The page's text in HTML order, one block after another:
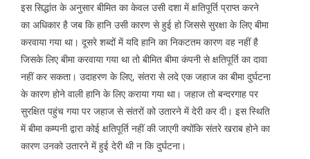
इस सिद्धांत के अनुसार बीमित का केवल उसी दशा में क्षतिपूर्ति प्राप्त करने
का अधिकार है जब कि हानि उसी कारण से हुई हो जिससे सुरक्षा के लिए बीमा
करवाया गया था। दूसरे शब्दों में यदि हानि का निकटतम कारण वह नहीं है
जिसके लिए बीमा करवाया गया था तो बीमित बीमा कंपनी से क्षतिपूर्ति का दावा
नहीं कर सकता। उदाहरण के लिए, संतरा से लदे एक जहाज का बीमा दुर्घटना
के कारण होने वाली हानि के लिए कराया गया था। जहाज तो बन्दरगाह पर
सुरक्षित पहुंच गया पर जहाज से संतरों को उतारने में देरी कर दी। इस स्थिति
में बीमा कम्पनी द्वारा कोई क्षतिपूर्ति नहीं की जाएगी क्योंकि संतरे खराब होने का
कारण उनको उतारने में हुई देरी थी न कि दुर्घटना।